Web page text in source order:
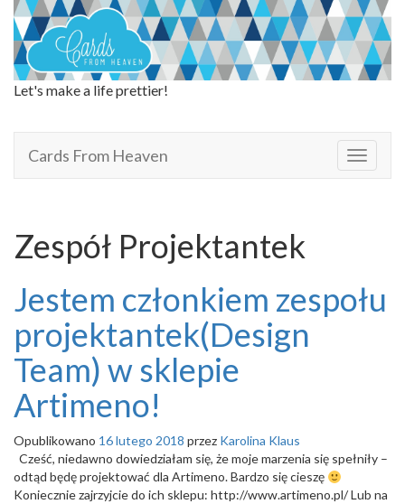
Let's make a life prettier!
T
o
v
Cards From Heaven
Zespół Projektantek
Jestem członkiem zespołu
projektantek(Design
Team) w sklepie
Artimeno!
Opublikowano 16 lutego 2018 przez Karolina Klaus
Cześć, niedawno dowiedziałam się, że moje marzenia się spełniły –
odtąd będę projektować dla Artimeno. Bardzo się cieszę
Koniecznie zajrzyjcie do ich sklepu: http://www.artimeno.pl/ Lub na